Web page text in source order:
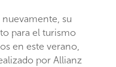
su
para el turismo
en este verano,
por Allianz